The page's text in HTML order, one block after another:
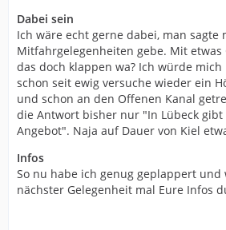
Dabei sein
Ich wäre echt gerne dabei, man sagte
Mitfahrgelegenheiten gebe. Mit
das doch klappen wa? Ich würde
schon seit ewig versuche wieder ein
und schon an den Offenen Kanal
die Antwort bisher nur "In Lübeck gibt
Angebot". Naja auf Dauer von Kiel
Infos
So nu habe ich genug geplappert und
nächster Gelegenheit mal Eure Infos